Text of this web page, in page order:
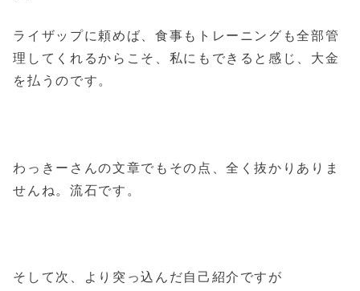
ライザップに頼めば、食事もトレーニングも全部管
理してくれるからこそ、私にもできると感じ、大金
を払うのです。
わっきーさんの文章でもその点、全く抜かりありま
せんね。流石です。
そして次、より突っ込んだ自己紹介ですが